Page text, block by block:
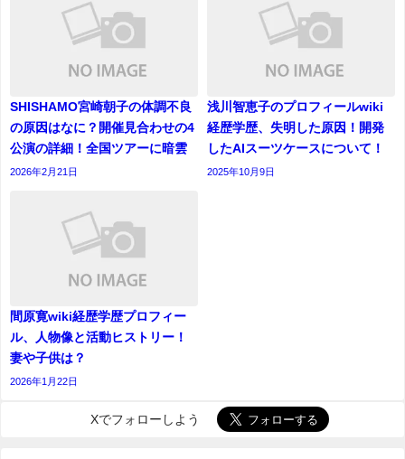
SHISHAMO宮崎朝子の体調不良
の原因はなに？開催見合わせの4
公演の詳細！全国ツアーに暗雲
2026年2月21日
浅川智恵子のプロフィールwiki
経歴学歴、失明した原因！開発
したAIスーツケースについて！
2025年10月9日
間原寛wiki経歴学歴プロフィー
ル、人物像と活動ヒストリー！
妻や子供は？
2026年1月22日
Xでフォローしよう